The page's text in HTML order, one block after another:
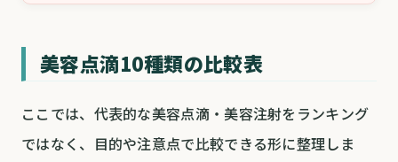
美容点滴10種類の比較表
ここでは、代表的な美容点滴・美容注射をランキング
ではなく、目的や注意点で比較できる形に整理しま